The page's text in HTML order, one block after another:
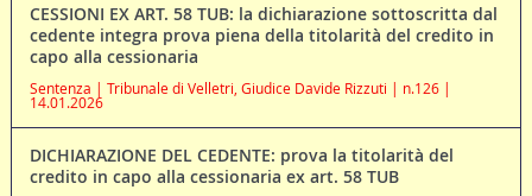
CESSIONI EX ART. 58 TUB: la dichiarazione sottoscritta dal
cedente integra prova piena della titolarità del credito in
capo alla cessionaria
Sentenza | Tribunale di Velletri, Giudice Davide Rizzuti | n.126 |
14.01.2026
DICHIARAZIONE DEL CEDENTE: prova la titolarità del
credito in capo alla cessionaria ex art. 58 TUB